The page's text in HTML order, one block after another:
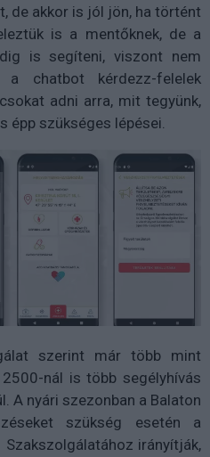
de akkor is jól jön, ha történt
is a mentőknek, de a
is segíteni, viszont nem
a chatbot kérdezz-felelek
adni arra, mit tegyünk,
épp szükséges lépései.
szerint már több mint
nál is több segélyhívás
A nyári szezonban a Balaton
szükség esetén a
irányítják,